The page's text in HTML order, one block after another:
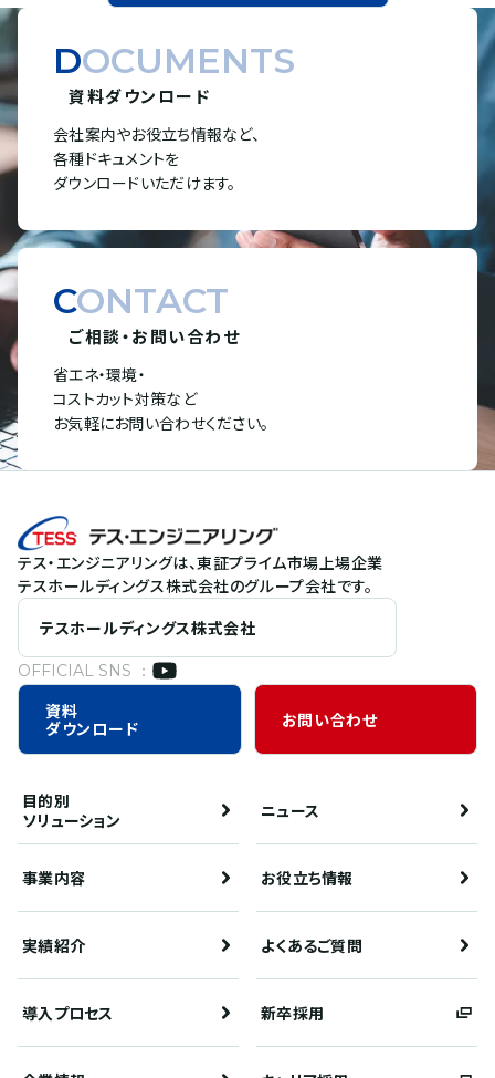
DOCUMENTS
資料ダウンロード
会社案内やお役立ち情報など、
各種ドキュメントを
ダウンロードいただけます。
CONTACT
ご相談・お問い合わせ
省エネ・環境・
コストカット対策など
お気軽にお問い合わせください。
テス・エンジニアリングは、東証プライム市場上場企業
テスホールディングス株式会社のグループ会社です。
テスホールディングス株式会社
OFFICIAL SNS ：
資料
ダウンロード
お問い合わせ
目的別
ソリューション
ニュース
事業内容 お役立ち情報
実績紹介 よくあるご質問
導入プロセス 新卒採用